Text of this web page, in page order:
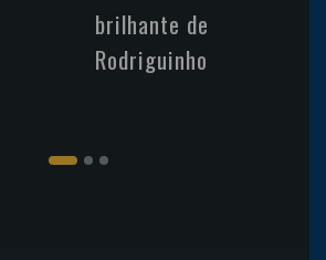
brilhante de
Rodriguinho